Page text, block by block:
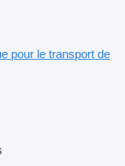
pour le transport de